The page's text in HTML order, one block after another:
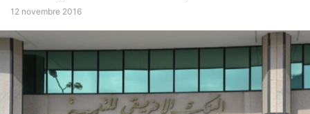
12 novembre 2016